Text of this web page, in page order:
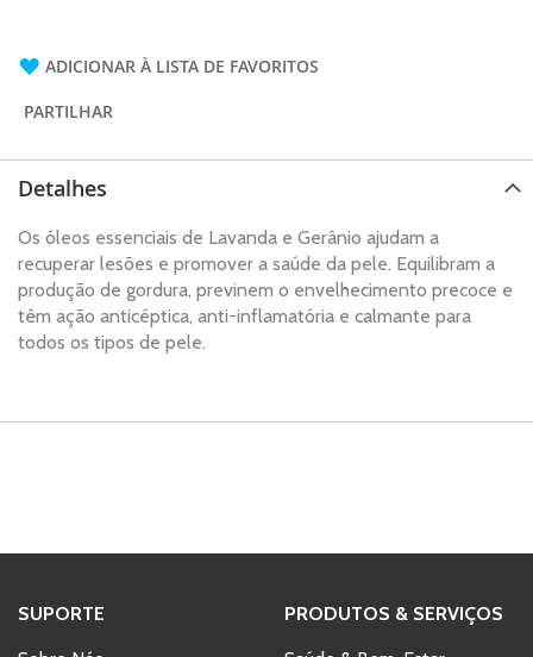
ADICIONAR À LISTA DE FAVORITOS
PARTILHAR
Detalhes
Os óleos essenciais de Lavanda e Gerânio ajudam a
recuperar lesões e promover a saúde da pele. Equilibram a
produção de gordura, previnem o envelhecimento precoce e
têm ação anticéptica, anti-inflamatória e calmante para
todos os tipos de pele.
SUPORTE
PRODUTOS & SERVIÇOS